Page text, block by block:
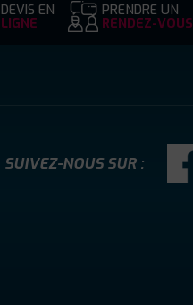
DEVIS EN
LIGNE
PRENDRE UN
RENDEZ-VOUS
SUIVEZ-NOUS SUR :